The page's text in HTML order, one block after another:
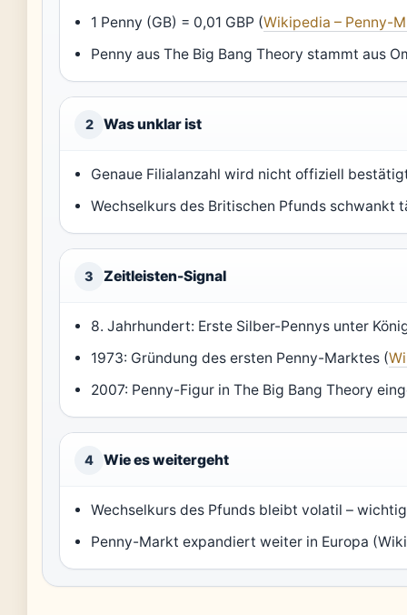
1 Penny (GB) = 0,01 GBP (Wikipedia – Penny-
Penny aus The Big Bang Theory stammt aus
2 Was unklar ist
Genaue Filialanzahl wird nicht offiziell
Wechselkurs des Britischen Pfunds schwankt
3 Zeitleisten-Signal
8. Jahrhundert: Erste Silber-Pennys unter
1973: Gründung des ersten Penny-Marktes (
2007: Penny-Figur in The Big Bang Theory
4 Wie es weitergeht
Wechselkurs des Pfunds bleibt volatil –
Penny-Markt expandiert weiter in Europa